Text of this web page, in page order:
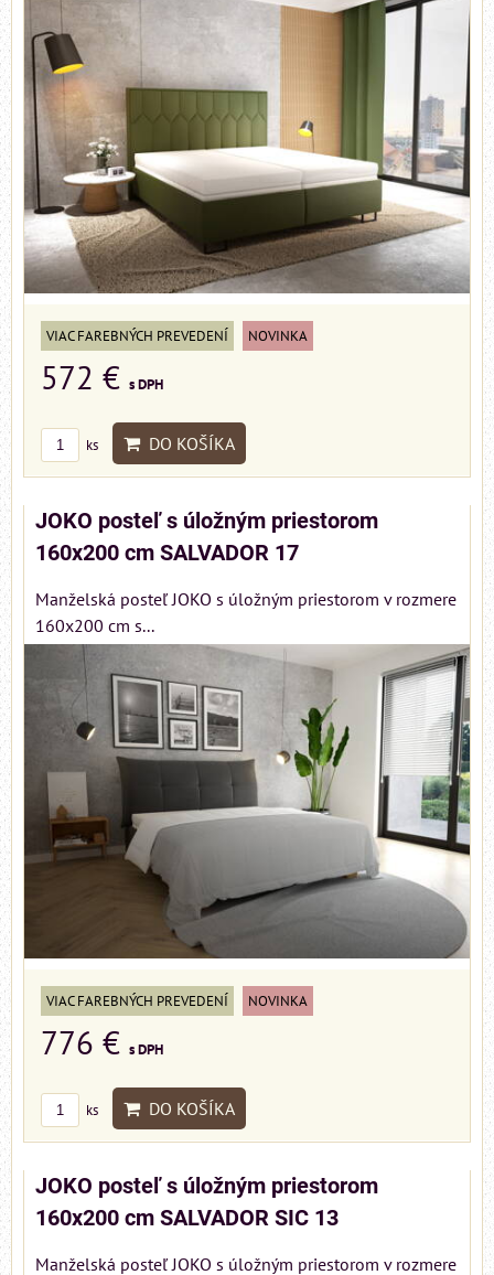
VIAC FAREBNÝCH PREVEDENÍ NOVINKA
572 € s DPH
ks DO KOŠÍKA
JOKO posteľ s úložným priestorom
160x200 cm SALVADOR 17
Manželská posteľ JOKO s úložným priestorom v rozmere
160x200 cm s...
VIAC FAREBNÝCH PREVEDENÍ NOVINKA
776 € s DPH
ks DO KOŠÍKA
JOKO posteľ s úložným priestorom
160x200 cm SALVADOR SIC 13
Manželská posteľ JOKO s úložným priestorom v rozmere